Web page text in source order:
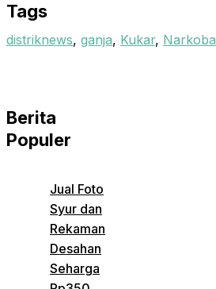
Tags
distriknews, ganja, Kukar, Narkoba
Berita
Populer
Jual Foto
Syur dan
Rekaman
Desahan
Seharga